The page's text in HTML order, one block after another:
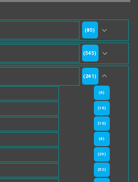
(85)
(545)
(241)
(6)
(16)
(10)
(4)
(29)
(52)